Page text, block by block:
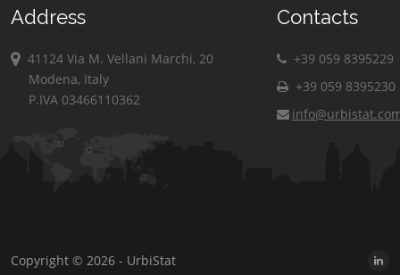
Address
41124 Via M. Vellani Marchi, 20
Modena, Italy
P.IVA 03466110362
Contacts
+39 059 8395229
+39 059 8395230
Copyright © 2026 - UrbiStat